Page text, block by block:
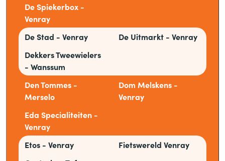
De Spiekerbox -
Venray
De Stad - Venray
De Uitmarkt - Venray
Dekkers Tweewielers
- Wanssum
Den Tommes -
Merselo
Dom Melskens -
Venray
Eda Specialiteiten -
Venray
Etos - Venray
Fietswereld Venray